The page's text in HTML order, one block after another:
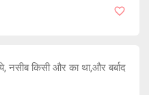
नसीब किसी और का था,और बर्बाद